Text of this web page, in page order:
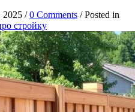
2025 / 0 Comments / Posted in
стройку